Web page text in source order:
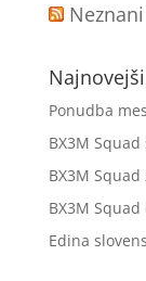
Ponudba
BX3M
BX3M
BX3M
Edina